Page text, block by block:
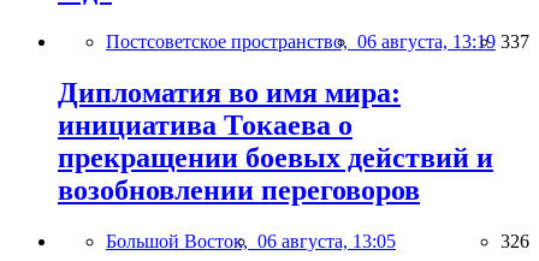
Постсоветское пространство, 06 августа, 13:19 337
Дипломатия во имя мира:
инициатива Токаева о
прекращении боевых действий и
возобновлении переговоров
Большой Восток, 06 августа, 13:05 326